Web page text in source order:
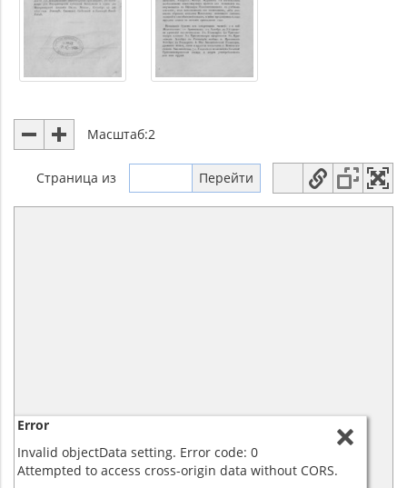
Масштаб:2
Страница из
Error
Invalid objectData setting. Error code: 0
Attempted to access cross-origin data without CORS.